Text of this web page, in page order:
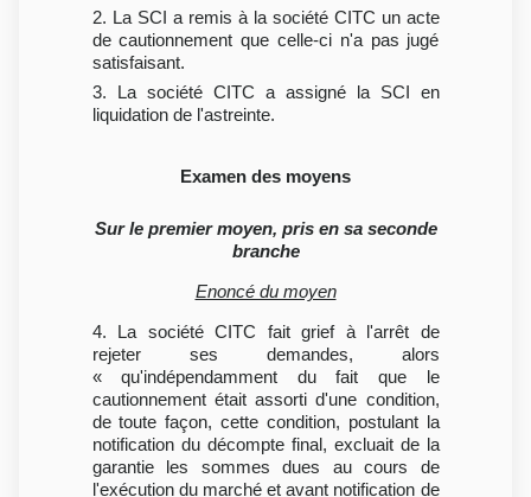
2. La SCI a remis à la société CITC un acte
de cautionnement que celle-ci n'a pas jugé
satisfaisant.
3. La société CITC a assigné la SCI en
liquidation de l'astreinte.
Examen des moyens
Sur le premier moyen, pris en sa seconde
branche
Enoncé du moyen
4. La société CITC fait grief à l'arrêt de
rejeter ses demandes, alors
« qu'indépendamment du fait que le
cautionnement était assorti d'une condition,
de toute façon, cette condition, postulant la
notification du décompte final, excluait de la
garantie les sommes dues au cours de
l'exécution du marché et avant notification de